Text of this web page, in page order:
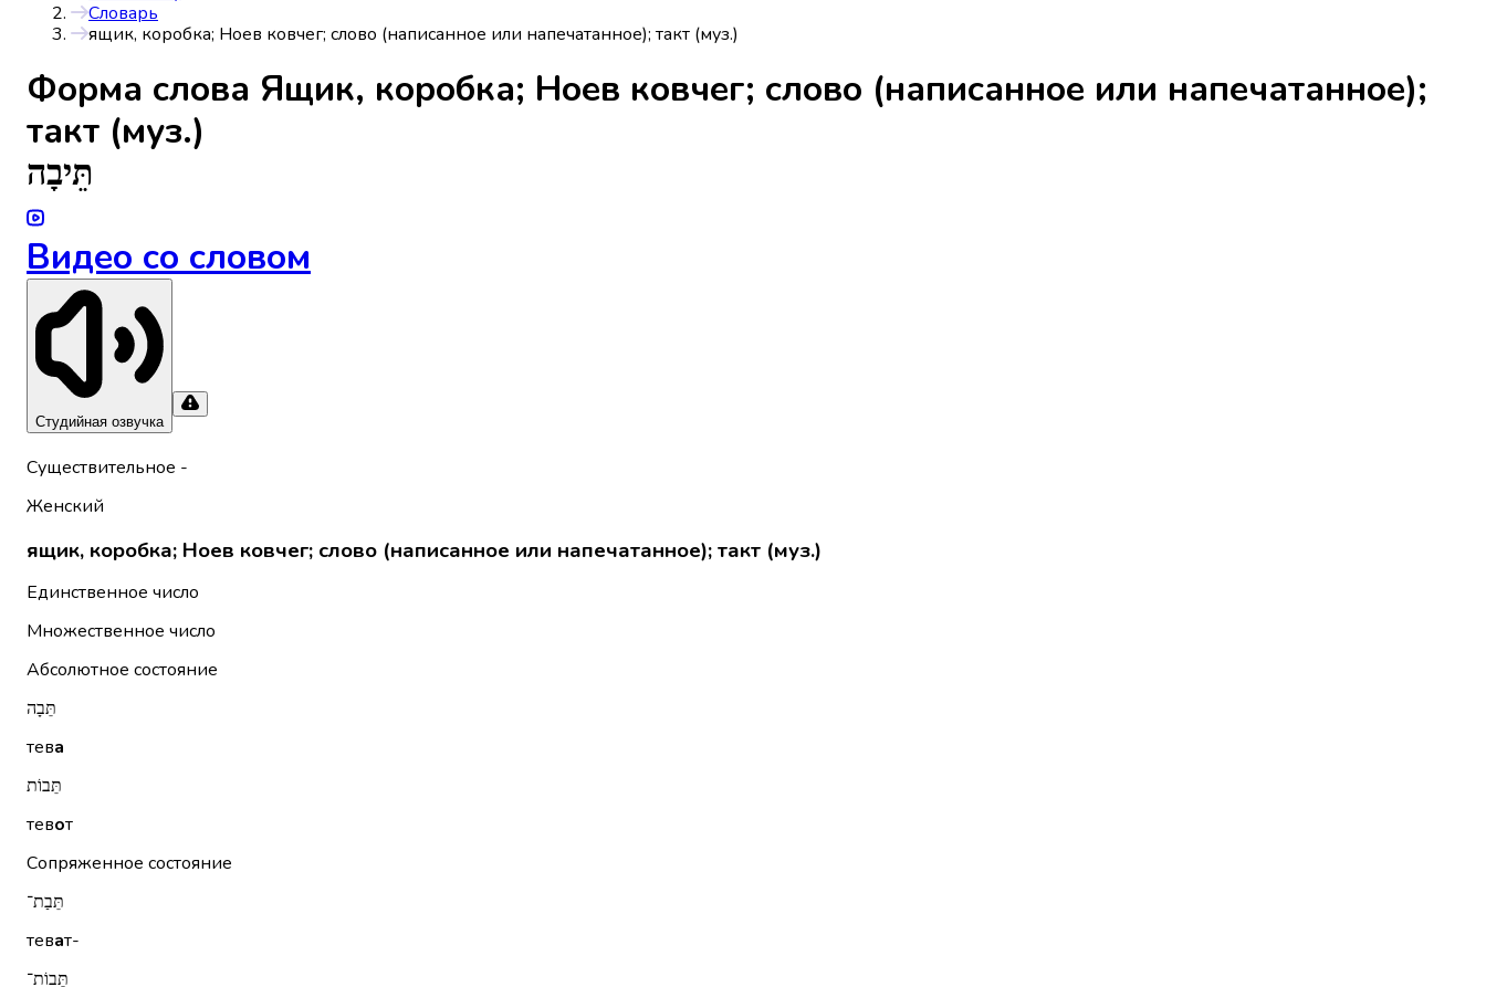
Словарь
ящик, коробка; Ноев ковчег; слово (написанное или напечатанное); такт (муз.)
Форма слова Ящик, коробка; Ноев ковчег; слово (написанное или напечатанное);
такт (муз.)
תֵּיבָה
Видео со словом
Студийная озвучка
Существительное -
Женский
ящик, коробка; Ноев ковчег; слово (написанное или напечатанное); такт (муз.)
Единственное число
Множественное число
Абсолютное состояние
תֵּבָה
тева
תֵּבוֹת
тевот
Сопряженное состояние
תֵּבַת־
теват-
תֵּבוֹת־